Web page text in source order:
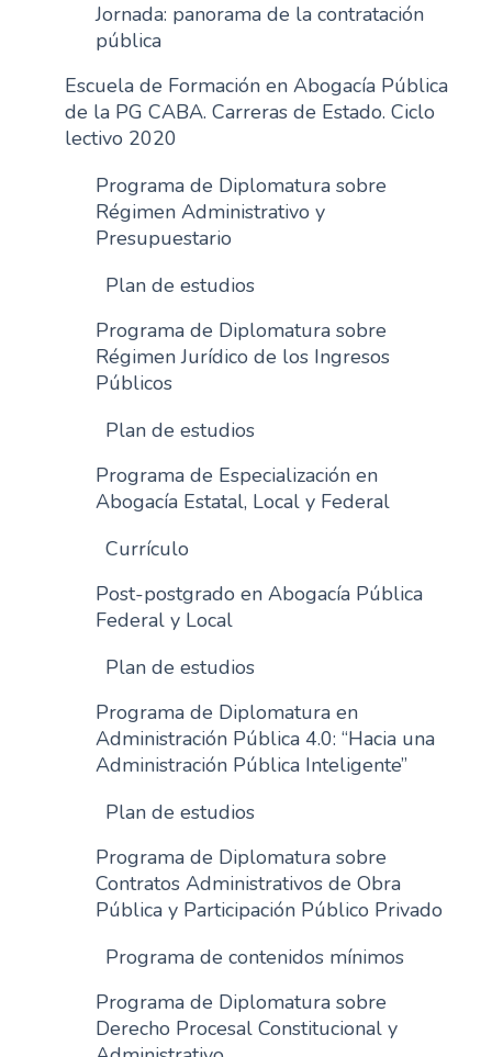
Jornada: panorama de la contratación
pública
Escuela de Formación en Abogacía Pública
de la PG CABA. Carreras de Estado. Ciclo
lectivo 2020
Programa de Diplomatura sobre
Régimen Administrativo y
Presupuestario
Plan de estudios
Programa de Diplomatura sobre
Régimen Jurídico de los Ingresos
Públicos
Plan de estudios
Programa de Especialización en
Abogacía Estatal, Local y Federal
Currículo
Post-postgrado en Abogacía Pública
Federal y Local
Plan de estudios
Programa de Diplomatura en
Administración Pública 4.0: “Hacia una
Administración Pública Inteligente”
Plan de estudios
Programa de Diplomatura sobre
Contratos Administrativos de Obra
Pública y Participación Público Privado
Programa de contenidos mínimos
Programa de Diplomatura sobre
Derecho Procesal Constitucional y